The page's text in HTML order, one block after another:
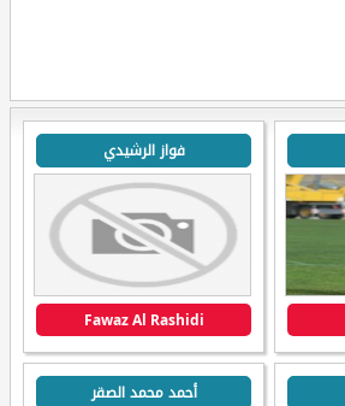
فواز الرشيدي
Fawaz Al Rashidi
أحمد محمد الصقر